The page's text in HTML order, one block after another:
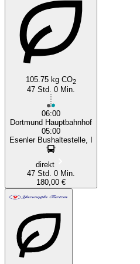
105.75 kg CO2
47 Std. 0 Min.
06:00
Dortmund Hauptbahnhof
05:00
Esenler Bushaltestelle, I
direkt
47 Std. 0 Min.
180,00 €